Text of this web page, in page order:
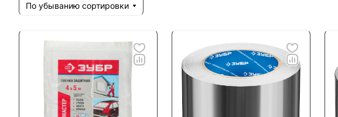
По убыванию сортировки